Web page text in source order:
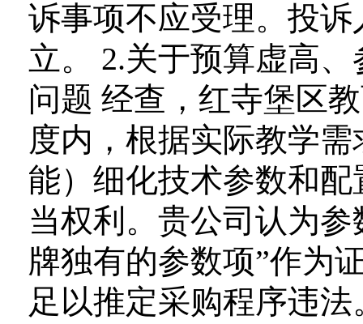
诉事项不应受理。投
立。 2.关于预算虚高
问题 经查，红寺堡区
度内，根据实际教学
能）细化技术参数和
当权利。贵公司认为
牌独有的参数项”作为
足以推定采购程序违